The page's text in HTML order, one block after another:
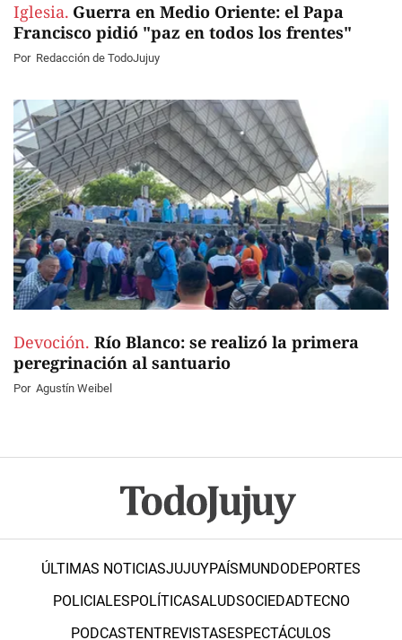
Iglesia. Guerra en Medio Oriente: el Papa
Francisco pidió "paz en todos los frentes"
Por Redacción de TodoJujuy
Devoción. Río Blanco: se realizó la primera
peregrinación al santuario
Por Agustín Weibel
ÚLTIMAS NOTICIASJUJUYPAÍSMUNDODEPORTES
POLICIALESPOLÍTICASALUDSOCIEDADTECNO
PODCASTENTREVISTASESPECTÁCULOS